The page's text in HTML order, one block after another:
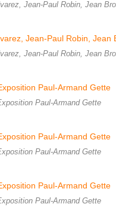
Jean-Paul Robin, Jean
Jean-Paul Robin, Jean
Paul-Armand Gette
Paul-Armand Gette
Paul-Armand Gette